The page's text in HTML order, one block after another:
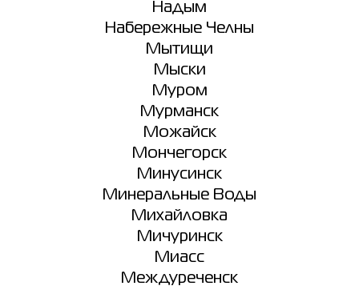
Надым
Набережные Челны
Мытищи
Мыски
Муром
Мурманск
Можайск
Мончегорск
Минусинск
Минеральные Воды
Михайловка
Мичуринск
Миасс
Междуреченск